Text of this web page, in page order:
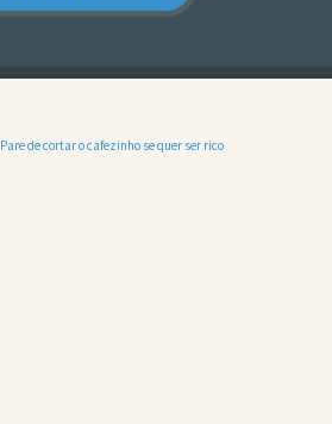
Pare de cortar o cafezinho se quer ser rico